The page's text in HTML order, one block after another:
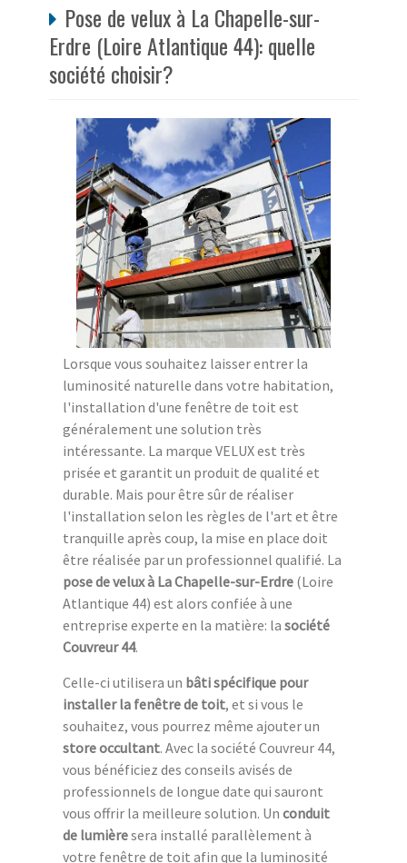
Pose de velux à La Chapelle-sur-
Erdre (Loire Atlantique 44): quelle
société choisir?
Lorsque vous souhaitez laisser entrer la
luminosité naturelle dans votre habitation,
l'installation d'une fenêtre de toit est
généralement une solution très
intéressante. La marque VELUX est très
prisée et garantit un produit de qualité et
durable. Mais pour être sûr de réaliser
l'installation selon les règles de l'art et être
tranquille après coup, la mise en place doit
être réalisée par un professionnel qualifié. La
pose de velux à La Chapelle-sur-Erdre (Loire
Atlantique 44) est alors confiée à une
entreprise experte en la matière: la société
Couvreur 44.
Celle-ci utilisera un bâti spécifique pour
installer la fenêtre de toit, et si vous le
souhaitez, vous pourrez même ajouter un
store occultant. Avec la société Couvreur 44,
vous bénéficiez des conseils avisés de
professionnels de longue date qui sauront
vous offrir la meilleure solution. Un conduit
de lumièresera installé parallèlement à
votre fenêtre de toit afin que la luminosité